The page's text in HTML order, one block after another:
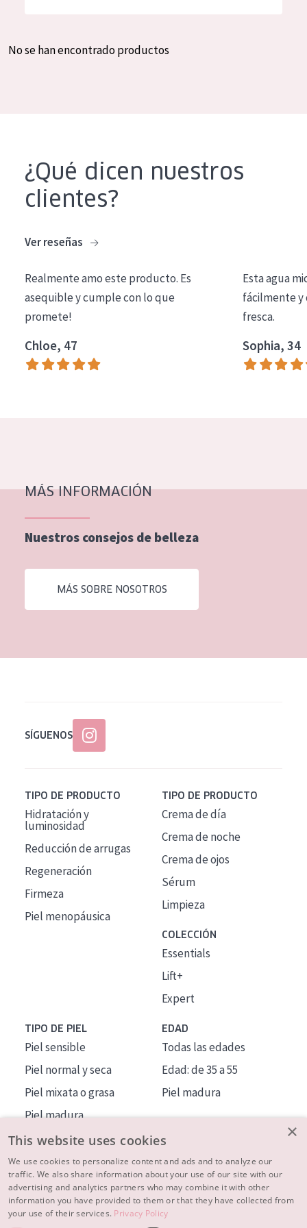
Crema de día
Crema de noche
Limpieza
COLECCIÓN
Essentials
Lift+
Piel normal y seca
Piel mixata o grasa
Piel madura
Piel expuesta al sol
Piel menopáusica
Todas las edades
Spanish
No se han encontrado productos
¿Qué dicen nuestros
clientes?
Ver reseñas
Realmente amo este producto. Es
asequible y cumple con lo que
promete!
Chloe, 47
Esta agua
fácilmente y
fresca.
Sophia, 34
MÁS INFORMACIÓN
Nuestros consejos de belleza
MÁS SOBRE NOSOTROS
SÍGUENOS
TIPO DE PRODUCTO
Hidratación y
luminosidad
Reducción de arrugas
Regeneración
Firmeza
Piel menopáusica
TIPO DE PRODUCTO
Crema de día
Crema de noche
Crema de ojos
Sérum
Limpieza
COLECCIÓN
Essentials
Lift+
Expert
TIPO DE PIEL
Piel sensible
Piel normal y seca
Piel mixata o grasa
Piel madura
Piel expuesta al sol
Piel menopáusica
EDAD
Todas las edades
Edad: de 35 a 55
Piel madura
MÁS SOBRE NOSOTROS
INSPIRACIÓN
×
This website uses cookies
We use cookies to personalize content and ads and to analyze our
traffic. We also share information about your use of our site with our
advertising and analytics partners who may combine it with other
information you have provided to them or that they have collected from
your use of their services. Privacy Policy